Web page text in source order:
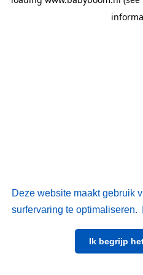
Deze website maakt gebruik
surfervaring te optimaliseren.
Ik begrijp